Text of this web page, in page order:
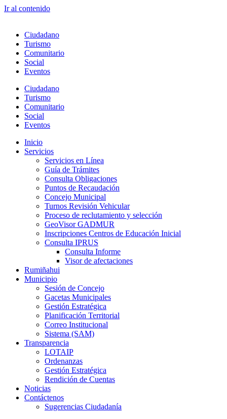
Ir al contenido
Ciudadano
Turismo
Comunitario
Social
Eventos
Ciudadano
Turismo
Comunitario
Social
Eventos
Inicio
Servicios
Servicios en Línea
Guía de Trámites
Consulta Obligaciones
Puntos de Recaudación
Concejo Municipal
Turnos Revisión Vehicular
Proceso de reclutamiento y selección
GeoVisor GADMUR
Inscripciones Centros de Educación Inicial
Consulta IPRUS
Consulta Informe
Visor de afectaciones
Rumiñahui
Municipio
Sesión de Concejo
Gacetas Municipales
Gestión Estratégica
Planificación Territorial
Correo Institucional
Sistema (SAM)
Transparencia
LOTAIP
Ordenanzas
Gestión Estratégica
Rendición de Cuentas
Noticias
Contáctenos
Sugerencias Ciudadanía